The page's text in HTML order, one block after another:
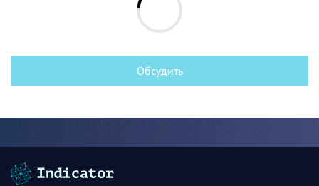
Обсудить